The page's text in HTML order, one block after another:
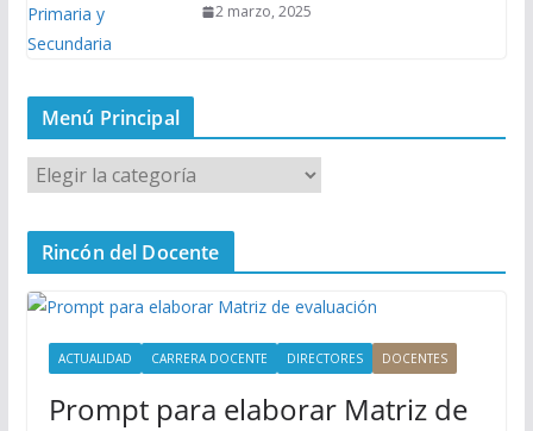
2 marzo, 2025
Menú Principal
M
e
n
P
Rincón del Docente
ACTUALIDAD CARRERA DOCENTE DIRECTORES DOCENTES
Prompt para elaborar Matriz de